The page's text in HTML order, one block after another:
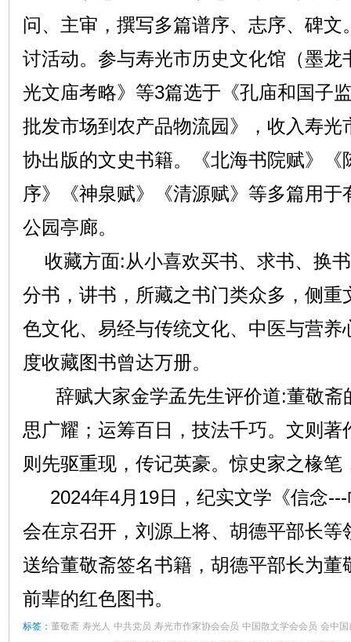
问、主审，撰写多篇谱序、志序、碑文
讨活动。参与寿光市历史文化馆（墨龙
光文庙考略》等3篇选于《孔庙和国子
批发市场到农产品物流园》，收入寿光
协出版的文史书籍。《北海书院赋》《
序》《神泉赋》《清源赋》等多篇用于
公园亭廊。
收藏方面:从小喜欢买书、求书、换
分书，讲书，所藏之书门类众多，侧重
色文化、易经与传统文化、中医与营养
度收藏图书曾达万册。
辞赋大家金学孟先生评价道:董敬斋
思广耀；运筹百日，技法千巧。文则著
则先驱重现，传记英豪。惊史家之椽笔
2024年4月19日，纪实文学《信念---
会在京召开，刘源上将、胡德平部长等
送给董敬斋签名书籍，胡德平部长为董
前辈的红色图书。
标签： 董敬斋 寿光人 中共党员 寿光市作家协会会员 中国散文学会会员 会中国